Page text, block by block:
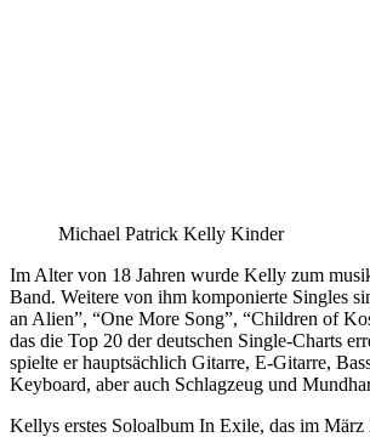
Michael Patrick Kelly Kinder
Im Alter von 18 Jahren wurde Kelly zum
Band. Weitere von ihm komponierte Singles
an Alien”, “One More Song”, “Children of
das die Top 20 der deutschen Single-Charts
spielte er hauptsächlich Gitarre, E-Gitarre,
Keyboard, aber auch Schlagzeug und
Kellys erstes Soloalbum In Exile, das im